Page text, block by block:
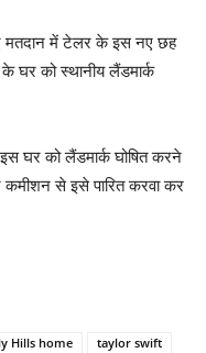
मतदान में टेलर के इस नए छह
घर को स्थानीय लैंडमार्क
इस घर को लैंडमार्क घोषित करने
से इसे पारित करवा कर
Hills home
taylor swift